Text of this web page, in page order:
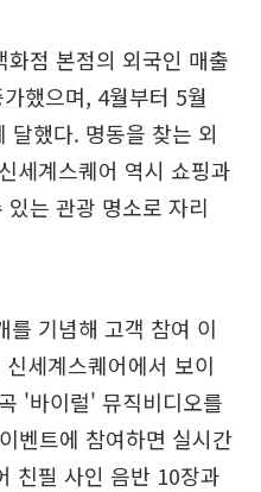
점 본점의 외국인 매출
했으며, 4월부터 5월
했다. 명동을 찾는 외
세계스퀘어 역시 쇼핑과
는 관광 명소로 자리
를 기념해 고객 참여 이
세계스퀘어에서 보이
'바이럴' 뮤직비디오를
벤트에 참여하면 실시간
친필 사인 음반 10장과